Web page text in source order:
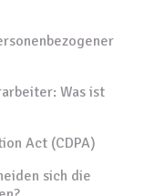
Was ist
Act (CDPA)
sich die